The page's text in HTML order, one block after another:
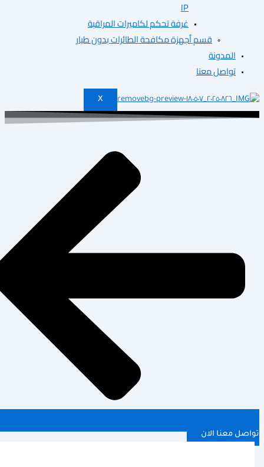
غرفة تحكم لكاميرات المراقبة
قسم أجهزة مكافحة الطائرات بدون طيار
معنا
X
الان